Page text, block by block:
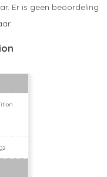
Er is geen beoordeling